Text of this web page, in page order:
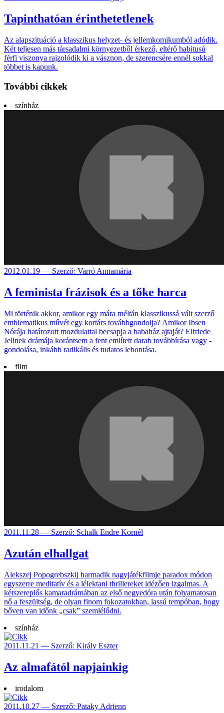
Tapinthatóan érinthetetlenek
Az alapszituáció a klasszi­kus helyzet- és jellem­komikum­ból adódik.
Két telje­sen más társa­dalmi környe­zetből érkező, eltérő habi­tusú
férfi viszo­nya rajzo­lódik ki a vász­non, de szeren­csére ennél sokkal
többet is kapunk.
További cikkek
színház
2012.01.19 — Szerző: Varró Annamária
A feminista frázisok és a tőke harca
Mi történik akkor, amikor egy mára méltán klasszi­kussá vált szerző
emble­matikus művét egy kortárs tovább­gondolja? Amikor Ibsen
Nórája hatá­rozott mozdu­lattal becsapja a baba­ház ajtaját? Elfriede
Jelinek drámája koránt­sem a fent emlí­tett darab tovább­írása vagy -
gondo­lása, inkább radi­kális és tuda­tos lebontása.
film
2011.11.28 — Szerző: Schalk Endre Kornél
Azután elhallgat
Alekszej Popogrebszkij harmadik nagyjátékfilmje paradox módon
egyszerre meditatív és a lélektani thrillereket idézően izgalmas. A
kétszereplős kamaradrámában az első negyedóra után folyamatosan
nő a feszültség, de olyan finom fokozatokban, lassú tempóban, hogy
bőven van időnk „csak” szemlélődni.
színház
2011.11.21 — Szerző: Király Eszter
Az almafától napjainkig
irodalom
2011.10.27 — Szerző: Pataky Adrienn